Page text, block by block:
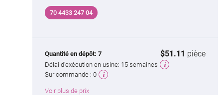
70 4433 247 04
Quantité en dépôt: 7 $51.11 pièce
Délai d'exécution en usine: 15 semaines
Sur commande : 0
Voir plus de prix